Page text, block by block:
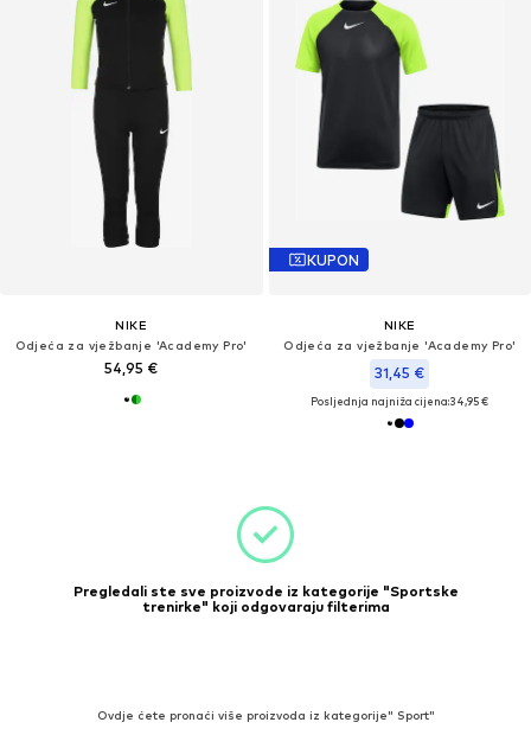
NIKE
Odjeća za vježbanje 'Academy Pro'
54,95 €
KUPON
NIKE
Odjeća za vježbanje 'Academy Pro'
31,45 €
Posljednja najniža cijena:34,95 €
Pregledali ste sve proizvode iz kategorije "Sportske
trenirke" koji odgovaraju filterima
Ovdje ćete pronaći više proizvoda iz kategorije" Sport"